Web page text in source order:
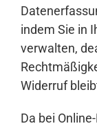
indem Sie in
verwalten,
Widerruf
Da bei